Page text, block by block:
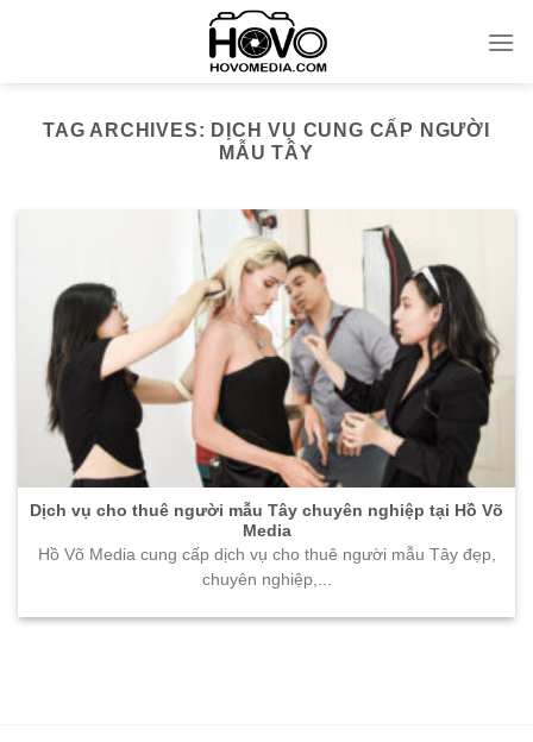
TAG ARCHIVES: DỊCH VỤ CUNG CẤP NGƯỜI
MẪU TÂY
Dịch vụ cho thuê người mẫu Tây chuyên nghiệp tại Hồ Võ
Media
Hồ Võ Media cung cấp dịch vụ cho thuê người mẫu Tây đẹp,
chuyên nghiệp,...